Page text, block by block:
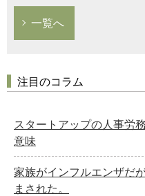
一覧へ
注目のコラム
スタートアップの人事
意味
家族がインフルエンザだ
まされた。